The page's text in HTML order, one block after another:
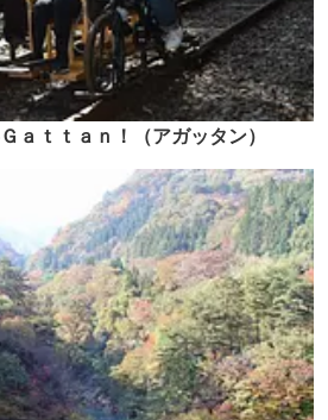
ａｔｔａｎ！（アガッタン）